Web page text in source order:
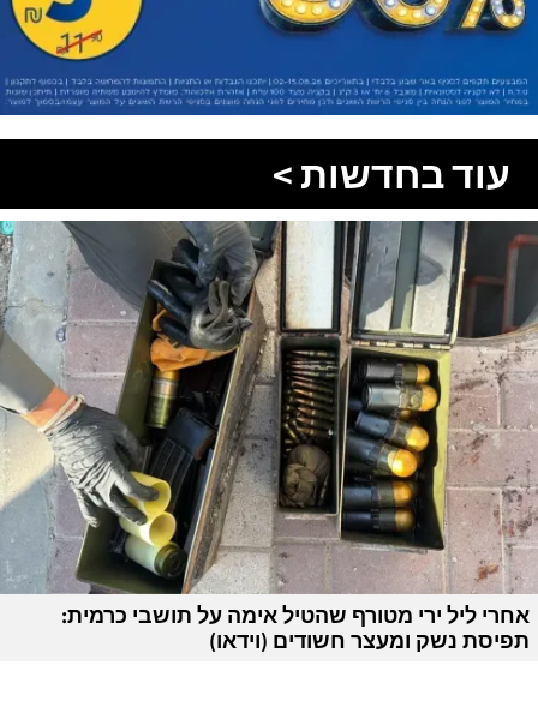
עוד בחדשות >
אחרי ליל ירי מטורף שהטיל אימה על תושבי כרמית:
תפיסת נשק ומעצר חשודים (וידאו)